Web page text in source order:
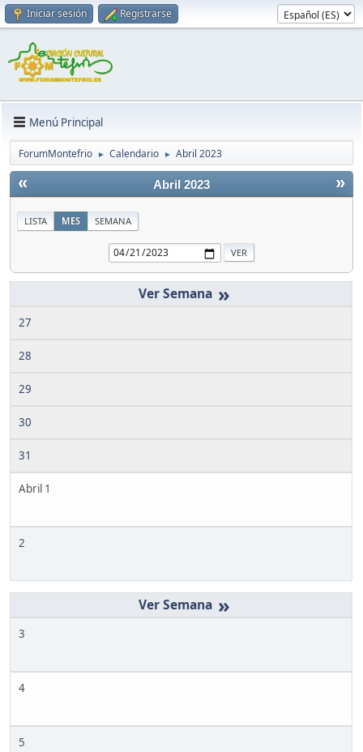
Iniciar sesión Registrarse
Menú Principal
ForumMontefrio ► Calendario ► Abril 2023
« »
Abril 2023
LISTA MES SEMANA
»
27
28
29
30
31
Abril 1
2
»
3
4
5